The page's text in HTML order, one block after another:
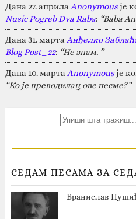
Дана 27. априла Anonymousје
Nusic Pogreb Dva Raba: “Baba
Дана 31. марта Анђелко
Blog Post_22: “Не знам. ”
Дана 10. марта Anonymousје
“Ко је преводилац ове песме?”
СЕДАМ ПЕСАМА ЗА
Бранислав